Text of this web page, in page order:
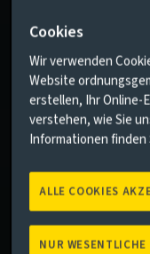
Cookies
Wir verwenden
Website
erstellen, Ihr Online-
verstehen, wie Sie
Informationen finden
NUR
ALLE COOKIES